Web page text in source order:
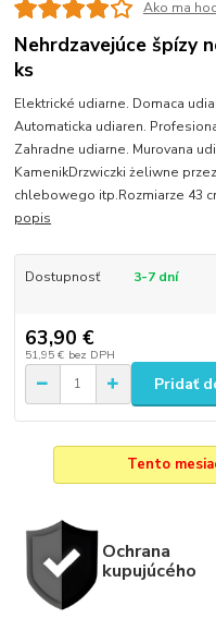
Ako ma
Nehrdzavejúce špízy
ks
Elektrické udiarne. Domaca
Automaticka udiaren.
Zahradne udiarne. Murovana
KamenikDrzwiczki żeliwne
chlebowego itp.Rozmiarze 43
popis
Dostupnosť 3-7 dní
63,90 €
51,95 € bez DPH
Pridať
Tento
Ochrana
kupujúcého